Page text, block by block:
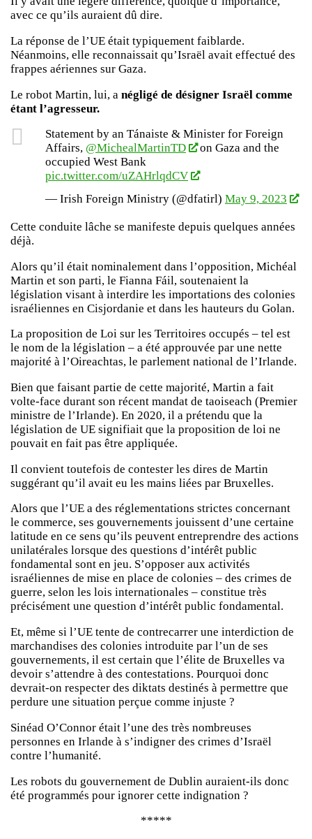
avec ce qu’ils auraient dû dire.
La réponse de l’UE était typiquement faiblarde.
Néanmoins, elle reconnaissait qu’Israël avait effectué des
frappes aériennes sur Gaza.
Le robot Martin, lui, a négligé de désigner Israël comme
étant l’agresseur.
Statement by an Tánaiste & Minister for Foreign
Affairs, @MichealMartinTD
on Gaza and the
occupied West Bank
pic.twitter.com/uZAHrlqdCV
— Irish Foreign Ministry (@dfatirl) May 9, 2023
Cette conduite lâche se manifeste depuis quelques années
déjà.
Alors qu’il était nominalement dans l’opposition, Michéal
Martin et son parti, le Fianna Fáil, soutenaient la
législation visant à interdire les importations des colonies
israéliennes en Cisjordanie et dans les hauteurs du Golan.
La proposition de Loi sur les Territoires occupés – tel est
le nom de la législation – a été approuvée par une nette
majorité à l’Oireachtas, le parlement national de l’Irlande.
Bien que faisant partie de cette majorité, Martin a fait
volte-face durant son récent mandat de taoiseach (Premier
ministre de l’Irlande). En 2020, il a prétendu que la
législation de UE signifiait que la proposition de loi ne
pouvait en fait pas être appliquée.
Il convient toutefois de contester les dires de Martin
suggérant qu’il avait eu les mains liées par Bruxelles.
Alors que l’UE a des réglementations strictes concernant
le commerce, ses gouvernements jouissent d’une certaine
latitude en ce sens qu’ils peuvent entreprendre des actions
unilatérales lorsque des questions d’intérêt public
fondamental sont en jeu. S’opposer aux activités
israéliennes de mise en place de colonies – des crimes de
guerre, selon les lois internationales – constitue très
précisément une question d’intérêt public fondamental.
Et, même si l’UE tente de contrecarrer une interdiction de
marchandises des colonies introduite par l’un de ses
gouvernements, il est certain que l’élite de Bruxelles va
devoir s’attendre à des contestations. Pourquoi donc
devrait-on respecter des diktats destinés à permettre que
perdure une situation perçue comme injuste ?
Sinéad O’Connor était l’une des très nombreuses
personnes en Irlande à s’indigner des crimes d’Israël
contre l’humanité.
Les robots du gouvernement de Dublin auraient-ils donc
été programmés pour ignorer cette indignation ?
*****